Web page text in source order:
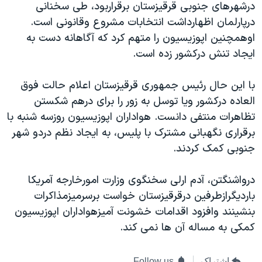
فرهنگ و زندگی
حقوق شهروندی
اقتصادی
اسرائیل در جنگ
گالری عکس
آرشیو پخش زنده
مستندها
انتخابات ریاست جمهوری آمریکا ۲۰۲۴
حمله جمهوری اسلامی به اسرائیل
ورزش زنان در ایران
اعتراضات زن، زندگی، آزادی
مجموعه مستندهای دادخواهی
دادگاه حمید نوری
چهل سال گروگان‌گیری
قانون شفافیت دارائی کادر رهبری ایران
دنبال کنید
زبانهای مختلف
درشهرهای جنوبی قرقيزستان برقراربود، طی سخنانی
درپارلمان اظهارداشت انتخابات مشروع وقانونی است.
اوهمچنين اپوزيسيون را متهم کرد که آگاهانه دست به
ايجاد تنش درکشور زده است.
با اين حال رئيس جمهوری قرقيزستان اعلام حالت فوق
العاده درکشور ويا توسل به زور را برای درهم شکستن
تظاهرات منتفی دانست. هواداران اپوزيسيون روزسه شنبه با
برقراری نگهبانی مشترک با پليس، به ايجاد نظم دردو شهر
جنوبی کمک کردند.
درواشنگتن، آدم ارلی سخنگوی وزارت امورخارجه آمريکا
بارديگرازطرفين درقرقيزستان خواست برسرميزمذاکرات
بنشينند وافزود اقدامات خشونت آميزهواداران اپوزيسيون
کمکی به مساله آن ها نمی کند.